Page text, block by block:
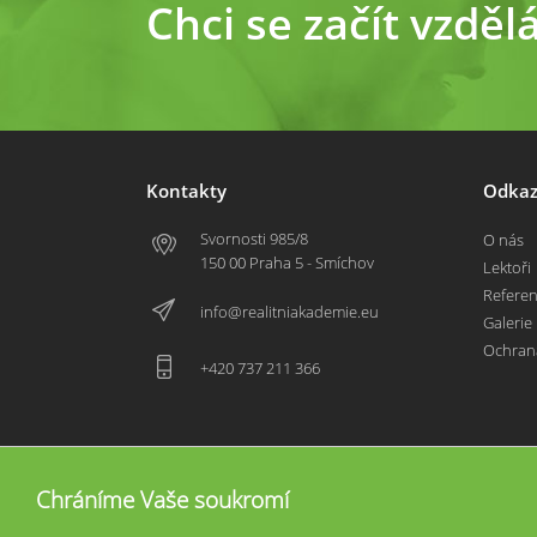
Chci se začít
Kontakty
Svornosti 985/8
150 00 Praha 5 - Smíchov
info@realitniakademie.eu
+420 737 211 366
O nás
Lektoři
Galerie
Chráníme Vaše soukromí